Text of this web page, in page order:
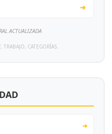
➔
ACTUALIZADA
TRABAJO, CATEGORÍAS.
➔